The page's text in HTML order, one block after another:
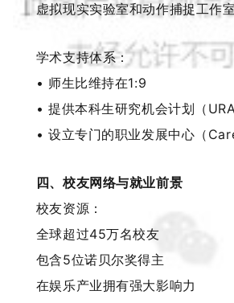
虚拟现实实验室和动作捕捉工作
学术支持体系：
• 师生比维持在1:9
• 提供本科生研究机会计划（
• 设立专门的职业发展中心（
四、校友网络与就业前景
校友资源：
全球超过45万名校友
包含5位诺贝尔奖得主
在娱乐产业拥有强大影响力